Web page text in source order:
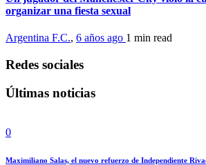
organizar una fiesta sexual
Argentina F.C., 6 años ago 1 min read
Redes sociales
Últimas noticias
0
Maximiliano Salas, el nuevo refuerzo de Independiente